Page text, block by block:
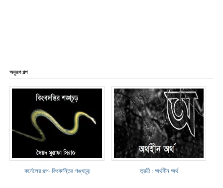
অনুরূপ গল্প
কর্নেলের গল্প- কিংবদন্তির শঙ্খচূড় ত্রয়ী : অর্থহীন অর্থ